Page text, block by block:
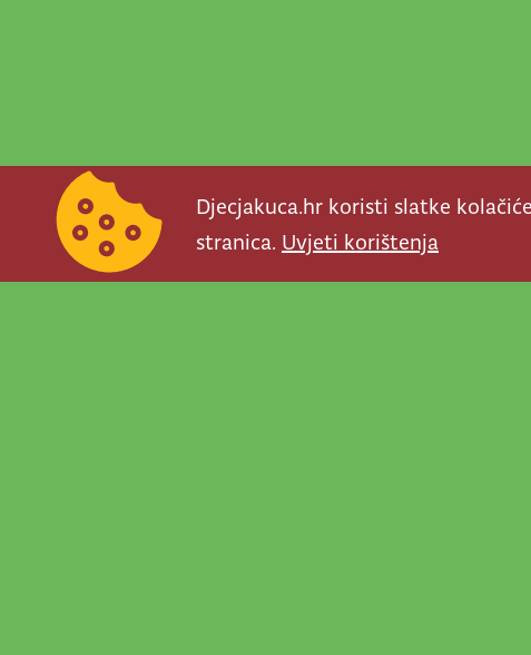
Djecjakuca.hr koristi slatke
stranica. Uvjeti korištenja